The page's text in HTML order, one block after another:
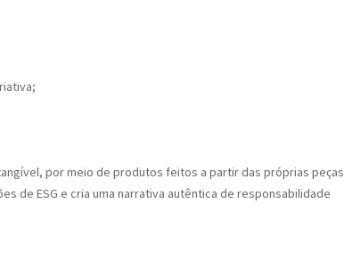
por meio de produtos feitos a partir das próprias peças
de ESG e cria uma narrativa autêntica de responsabilidade